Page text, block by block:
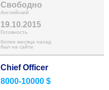
Свободно
Английский
19.10.2015
Готовность
более месяца назад
был на сайте
Chief Officer
8000-10000 $